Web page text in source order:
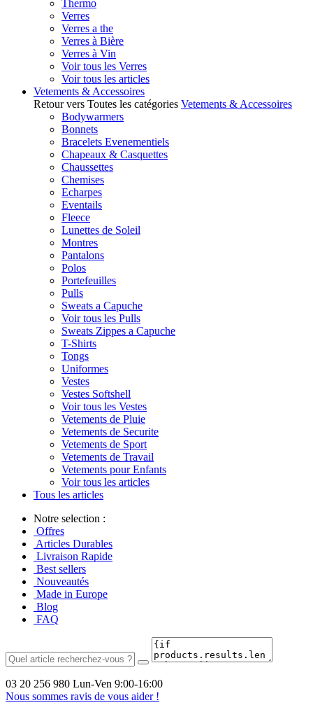
Thermo
Verres
Verres a the
Verres à Bière
Verres à Vin
Voir tous les Verres
Voir tous les articles
Vetements & Accessoires
Retour vers Toutes les catégories Vetements & Accessoires
Bodywarmers
Bonnets
Bracelets Evenementiels
Chapeaux & Casquettes
Chaussettes
Chemises
Echarpes
Eventails
Fleece
Lunettes de Soleil
Montres
Pantalons
Polos
Portefeuilles
Pulls
Sweats a Capuche
Voir tous les Pulls
Sweats Zippes a Capuche
T-Shirts
Tongs
Uniformes
Vestes
Vestes Softshell
Voir tous les Vestes
Vetements de Pluie
Vetements de Securite
Vetements de Sport
Vetements de Travail
Vetements pour Enfants
Voir tous les articles
Tous les articles
Notre selection :
Offres
Articles Durables
Livraison Rapide
Best sellers
Nouveautés
Made in Europe
Blog
FAQ
03 20 256 980 Lun-Ven 9:00-16:00
Nous sommes ravis de vous aider !